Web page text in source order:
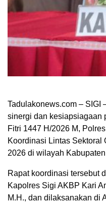
Tadulakonews.com – SIGI
sinergi dan kesiapsiagaan
Fitri 1447 H/2026 M,
Koordinasi Lintas Sektoral
2026 di wilayah
Rapat koordinasi tersebut
Kapolres Sigi AKBP Kari
M.H., dan dilaksanakan di